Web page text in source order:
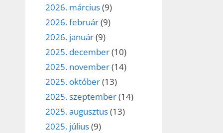
2026. március(9)
2026. február(9)
2026. január(9)
2025. december(10)
2025. november(14)
2025. október(13)
2025. szeptember(14)
2025. augusztus(13)
2025. július(9)